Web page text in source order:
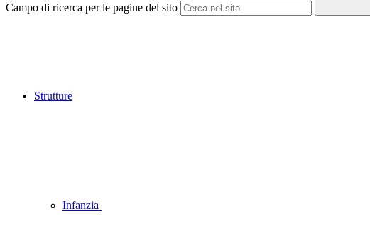
Campo di ricerca per le pagine del sito
Strutture
Infanzia